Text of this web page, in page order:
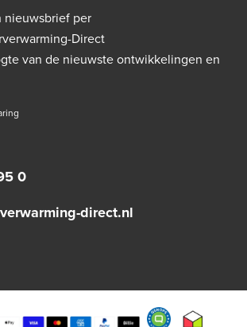
0
direct.nl
nieuwsbrief per
Direct
van de nieuwste ontwikkelingen en